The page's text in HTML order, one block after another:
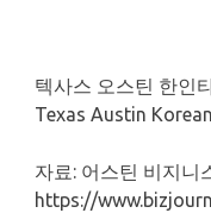
텍사스 오스틴 한인
Texas Austin
자료: 어스틴 비지니
https://